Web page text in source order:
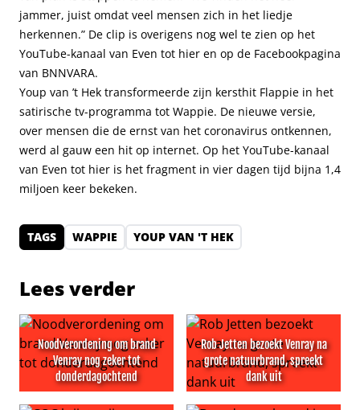
jammer, juist omdat veel mensen zich in het liedje
herkennen.” De clip is overigens nog wel te zien op het
YouTube-kanaal van Even tot hier en op de Facebookpagina
van BNNVARA.
Youp van ’t Hek transformeerde zijn kersthit Flappie in het
satirische tv-programma tot Wappie. De nieuwe versie,
over mensen die de ernst van het coronavirus ontkennen,
werd al gauw een hit op internet. Op het YouTube-kanaal
van Even tot hier is het fragment in vier dagen tijd bijna 1,4
miljoen keer bekeken.
TAGS WAPPIE YOUP VAN 'T HEK
Lees verder
Noodverordening om brand
Venray nog zeker tot
donderdagochtend
Noodverordening om brand Venray nog zeker tot
Rob Jetten bezoekt Venray na
grote natuurbrand, spreekt
dank uit
Rob Jetten bezoekt Venray